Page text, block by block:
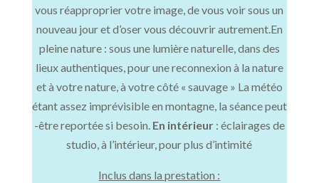
vous réapproprier votre image, de vous voir sous un
nouveau jour et d’oser vous découvrir autrement.En
pleine nature : sous une lumière naturelle, dans des
lieux authentiques, pour une reconnexion à la nature
et à votre nature, à votre côté « sauvage » La météo
étant assez imprévisible en montagne, la séance peut
-être reportée si besoin. En intérieur: éclairages de
studio, à l’intérieur, pour plus d’intimité
Inclus dans la prestation :